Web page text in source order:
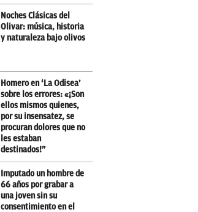
Noches Clásicas del
Olivar: música, historia
y naturaleza bajo olivos
Homero en ‘La Odisea’
sobre los errores: «¡Son
ellos mismos quienes,
por su insensatez, se
procuran dolores que no
les estaban
destinados!”
Imputado un hombre de
66 años por grabar a
una joven sin su
consentimiento en el